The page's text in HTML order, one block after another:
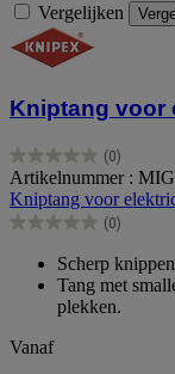
Vergelijken
Kniptang voor
(0)
0.0
van
de
5
Artikelnummer :
Kniptang voor
(0)
0.0
sterren.
Scherp
Tang met
plekken.
Vanaf